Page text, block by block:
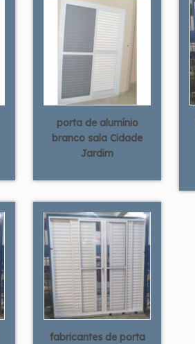
porta de alumínio
branco sala Cidade
Jardim
fabricantes de porta